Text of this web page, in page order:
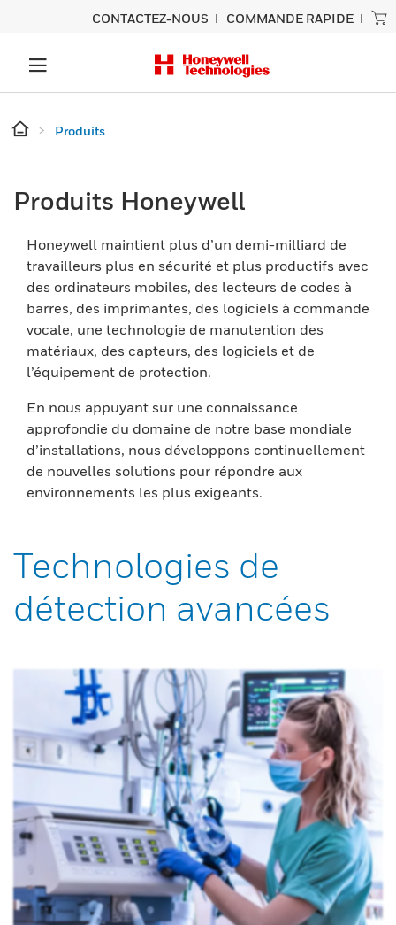
CONTACTEZ-NOUS COMMANDE RAPIDE
Produits
Produits Honeywell
Honeywell maintient plus d’un demi-milliard de
travailleurs plus en sécurité et plus productifs avec
des ordinateurs mobiles, des lecteurs de codes à
barres, des imprimantes, des logiciels à commande
vocale, une technologie de manutention des
matériaux, des capteurs, des logiciels et de
l’équipement de protection.
En nous appuyant sur une connaissance
approfondie du domaine de notre base mondiale
d’installations, nous développons continuellement
de nouvelles solutions pour répondre aux
environnements les plus exigeants.
Technologies de
détection avancées